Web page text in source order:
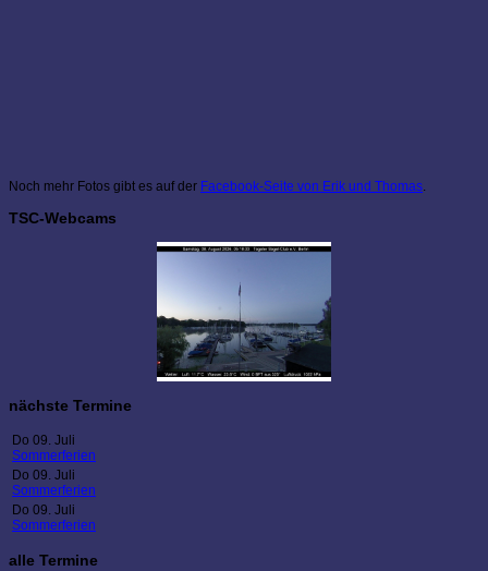
Noch mehr Fotos gibt es auf der Facebook-Seite von Erik und Thomas.
TSC-Webcams
nächste Termine
Do 09. Juli
Sommerferien
Do 09. Juli
Sommerferien
Do 09. Juli
Sommerferien
alle Termine